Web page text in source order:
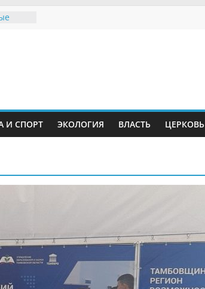
И СПОРТ ЭКОЛОГИЯ ВЛАСТЬ ЦЕРКОВЬ